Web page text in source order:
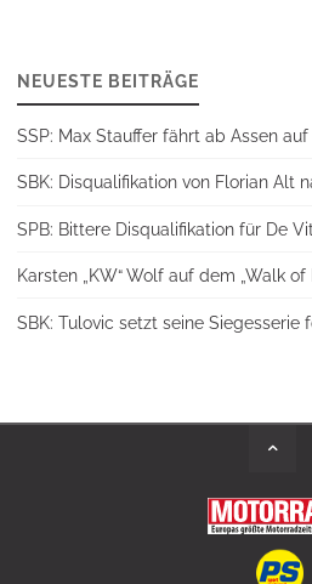
NEUESTE BEITRÄGE
SSP: Max Stauffer fährt ab Assen
SBK: Disqualifikation von Florian Alt
SPB: Bittere Disqualifikation für De
Karsten „KW“ Wolf auf dem „Walk of
SBK: Tulovic setzt seine Siegesserie
Back